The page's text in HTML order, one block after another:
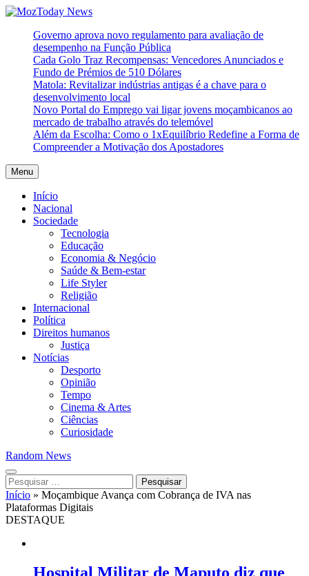
Skip
content
MozToday News
Onde a gente lê.
Governo aprova novo regulamento para avaliação de
desempenho na Função Pública
Cada Golo Traz Recompensas: Vencedores Anunciados e
Fundo de Prémios de 510 Dólares
Matola: Revitalizar indústrias antigas é a chave para o
desenvolvimento local
Novo Portal do Emprego vai ligar jovens moçambicanos ao
mercado de trabalho através do telemóvel
Além da Escolha: Como o 1xEquilíbrio Redefine a Forma de
Compreender a Motivação dos Apostadores
Menu
Início
Nacional
Sociedade
Tecnologia
Educação
Economia & Negócio
Saúde & Bem-estar
Life Styler
Religião
Internacional
Política
Direitos humanos
Justiça
Notícias
Desporto
Opinião
Tempo
Cinema & Artes
Ciências
Curiosidade
Random News
Pesquisar
por:
Início » Moçambique Avança com Cobrança de IVA nas
Plataformas Digitais
DESTAQUE